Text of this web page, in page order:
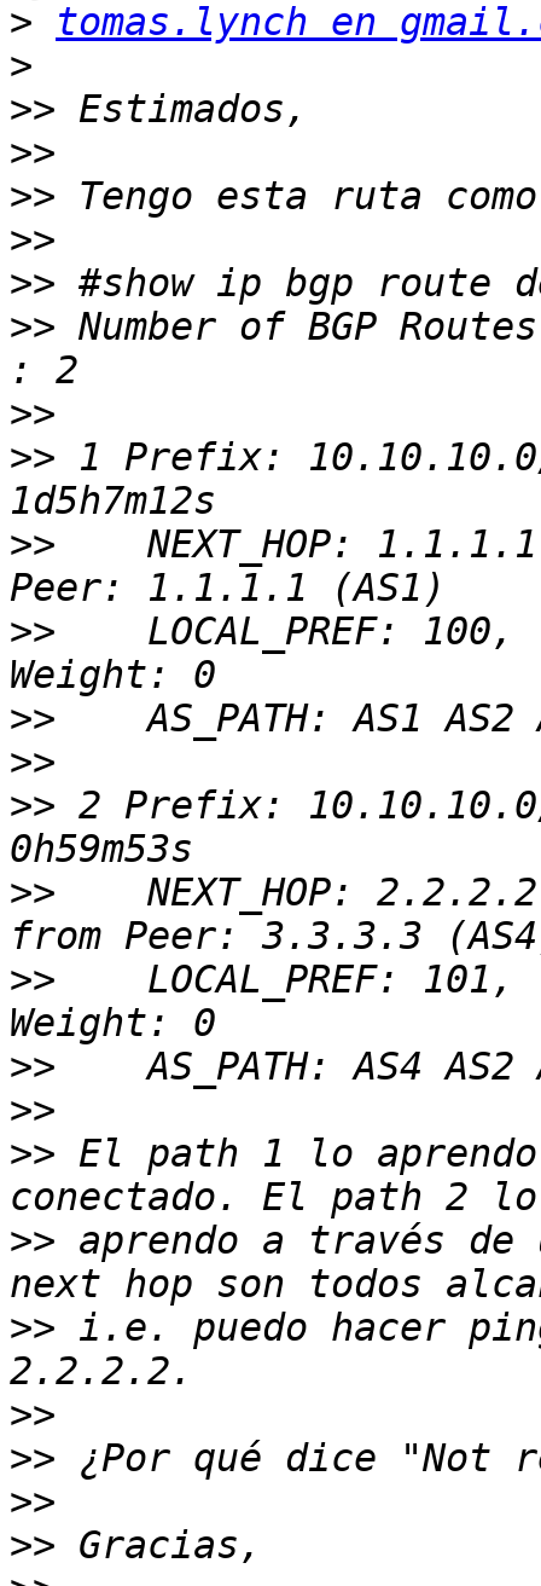
>
tomas.lynch en
>
>>
>>
>>
>>
>>
>> Number of BGP
>>
>> 1 Prefix:
>>
NEXT_HOP:
>>
LOCAL_PREF: 100,
>>
>>
>> 2 Prefix:
>>
NEXT_HOP:
>>
LOCAL_PREF: 101,
>>
>>
>> El path 1 lo
>> aprendo a través
>> i.e. puedo hacer
>>
>>
>>
>>